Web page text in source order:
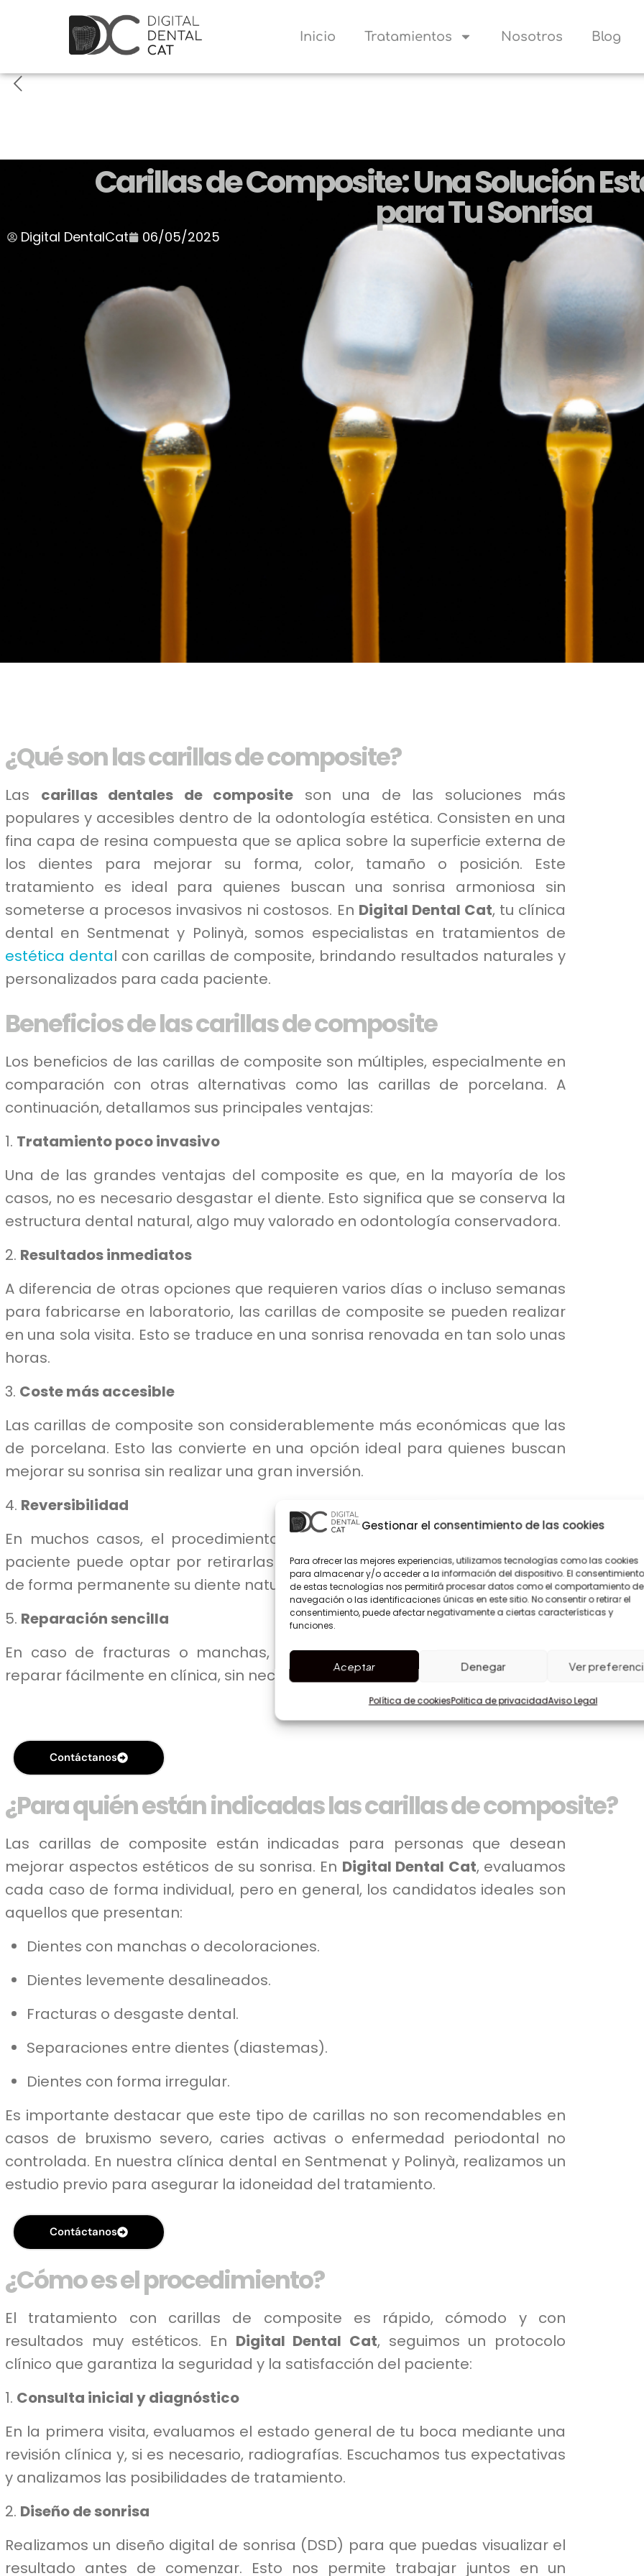
Gestionar el consentimiento de las cookies
Para ofrecer las mejores experiencias, utilizamos tecnologías como las cookies
para almacenar y/o acceder a la información del dispositivo. El consentimiento
de estas tecnologías nos permitirá procesar datos como el comportamiento de
navegación o las identificaciones únicas en este sitio. No consentir o retirar el
consentimiento, puede afectar negativamente a ciertas características y
funciones.
Aceptar Denegar Ver
Política de cookiesPolitica de privacidadAviso Legal
Inicio Tratamientos Nosotros Blog
Carillas de Composite: Una Solución
para Tu Sonrisa
Digital DentalCat 06/05/2025
¿Qué son las carillas de composite?
Las carillas dentales de composite son una de las soluciones más
populares y accesibles dentro de la odontología estética. Consisten en una
fina capa de resina compuesta que se aplica sobre la superficie externa de
los dientes para mejorar su forma, color, tamaño o posición. Este
tratamiento es ideal para quienes buscan una sonrisa armoniosa sin
someterse a procesos invasivos ni costosos. En Digital Dental Cat, tu clínica
dental en Sentmenat y Polinyà, somos especialistas en tratamientos de
estética dental con carillas de composite, brindando resultados naturales y
personalizados para cada paciente.
Beneficios de las carillas de composite
Los beneficios de las carillas de composite son múltiples, especialmente en
comparación con otras alternativas como las carillas de porcelana. A
continuación, detallamos sus principales ventajas:
1. Tratamiento poco invasivo
Una de las grandes ventajas del composite es que, en la mayoría de los
casos, no es necesario desgastar el diente. Esto significa que se conserva la
estructura dental natural, algo muy valorado en odontología conservadora.
2. Resultados inmediatos
A diferencia de otras opciones que requieren varios días o incluso semanas
para fabricarse en laboratorio, las carillas de composite se pueden realizar
en una sola visita. Esto se traduce en una sonrisa renovada en tan solo unas
horas.
3. Coste más accesible
Las carillas de composite son considerablemente más económicas que las
de porcelana. Esto las convierte en una opción ideal para quienes buscan
mejorar su sonrisa sin realizar una gran inversión.
4. Reversibilidad
En muchos casos, el procedimiento es reversible, lo que significa que el
paciente puede optar por retirarlas o sustituirlas sin haber comprometido
de forma permanente su diente natural.
5. Reparación sencilla
En caso de fracturas o manchas, las carillas de composite se pueden
reparar fácilmente en clínica, sin necesidad de rehacer todo el tratamiento.
Contáctanos
¿Para quién están indicadas las carillas de composite?
Las carillas de composite están indicadas para personas que desean
mejorar aspectos estéticos de su sonrisa. En Digital Dental Cat, evaluamos
cada caso de forma individual, pero en general, los candidatos ideales son
aquellos que presentan:
Dientes con manchas o decoloraciones.
Dientes levemente desalineados.
Fracturas o desgaste dental.
Separaciones entre dientes (diastemas).
Dientes con forma irregular.
Es importante destacar que este tipo de carillas no son recomendables en
casos de bruxismo severo, caries activas o enfermedad periodontal no
controlada. En nuestra clínica dental en Sentmenat y Polinyà, realizamos un
estudio previo para asegurar la idoneidad del tratamiento.
Contáctanos
¿Cómo es el procedimiento?
El tratamiento con carillas de composite es rápido, cómodo y con
resultados muy estéticos. En Digital Dental Cat, seguimos un protocolo
clínico que garantiza la seguridad y la satisfacción del paciente:
1. Consulta inicial y diagnóstico
En la primera visita, evaluamos el estado general de tu boca mediante una
revisión clínica y, si es necesario, radiografías. Escuchamos tus expectativas
y analizamos las posibilidades de tratamiento.
2. Diseño de sonrisa
Realizamos un diseño digital de sonrisa (DSD) para que puedas visualizar el
resultado antes de comenzar. Esto nos permite trabajar juntos en un